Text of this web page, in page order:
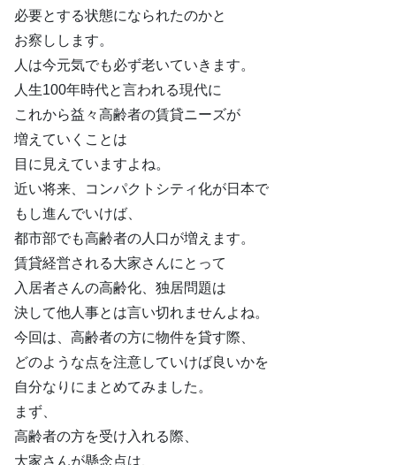
必要とする状態になられたのかと
お察しします。
人は今元気でも必ず老いていきます。
人生100年時代と言われる現代に
これから益々高齢者の賃貸ニーズが
増えていくことは
目に見えていますよね。
近い将来、コンパクトシティ化が日本で
もし進んでいけば、
都市部でも高齢者の人口が増えます。
賃貸経営される大家さんにとって
入居者さんの高齢化、独居問題は
決して他人事とは言い切れませんよね。
今回は、高齢者の方に物件を貸す際、
どのような点を注意していけば良いかを
自分なりにまとめてみました。
まず、
高齢者の方を受け入れる際、
大家さんが懸念点は、